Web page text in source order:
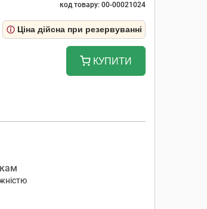
код товару: 00-00021024
Ціна дійсна при резервуванні
КУПИТИ